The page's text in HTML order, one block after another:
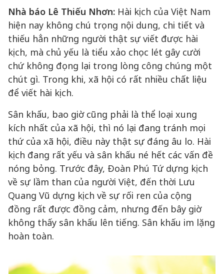
Nhà báo Lê Thiếu Nhơn: Hài kịch của Việt Nam
hiện nay không chú trọng nội dung, chi tiết và
thiếu hẳn những người thật sự viết được hài
kịch, mà chủ yếu là tiểu xảo chọc lét gây cười
chứ không đọng lại trong lòng công chúng một
chút gì. Trong khi, xã hội có rất nhiều chất liệu
để viết hài kịch.
Sân khấu, bao giờ cũng phải là thể loại xung
kích nhất của xã hội, thì nó lại đang tránh mọi
thứ của xã hội, điều này thật sự đáng âu lo. Hài
kịch đang rất yếu và sân khấu né hết các vấn đề
nóng bỏng. Trước đây, Đoàn Phú Tứ dựng kịch
về sự lầm than của người Việt, đến thời Lưu
Quang Vũ dựng kịch về sự rối ren của cộng
đồng rất được đồng cảm, nhưng đến bây giờ
không thấy sân khấu lên tiếng. Sân khấu im lặng
hoàn toàn.